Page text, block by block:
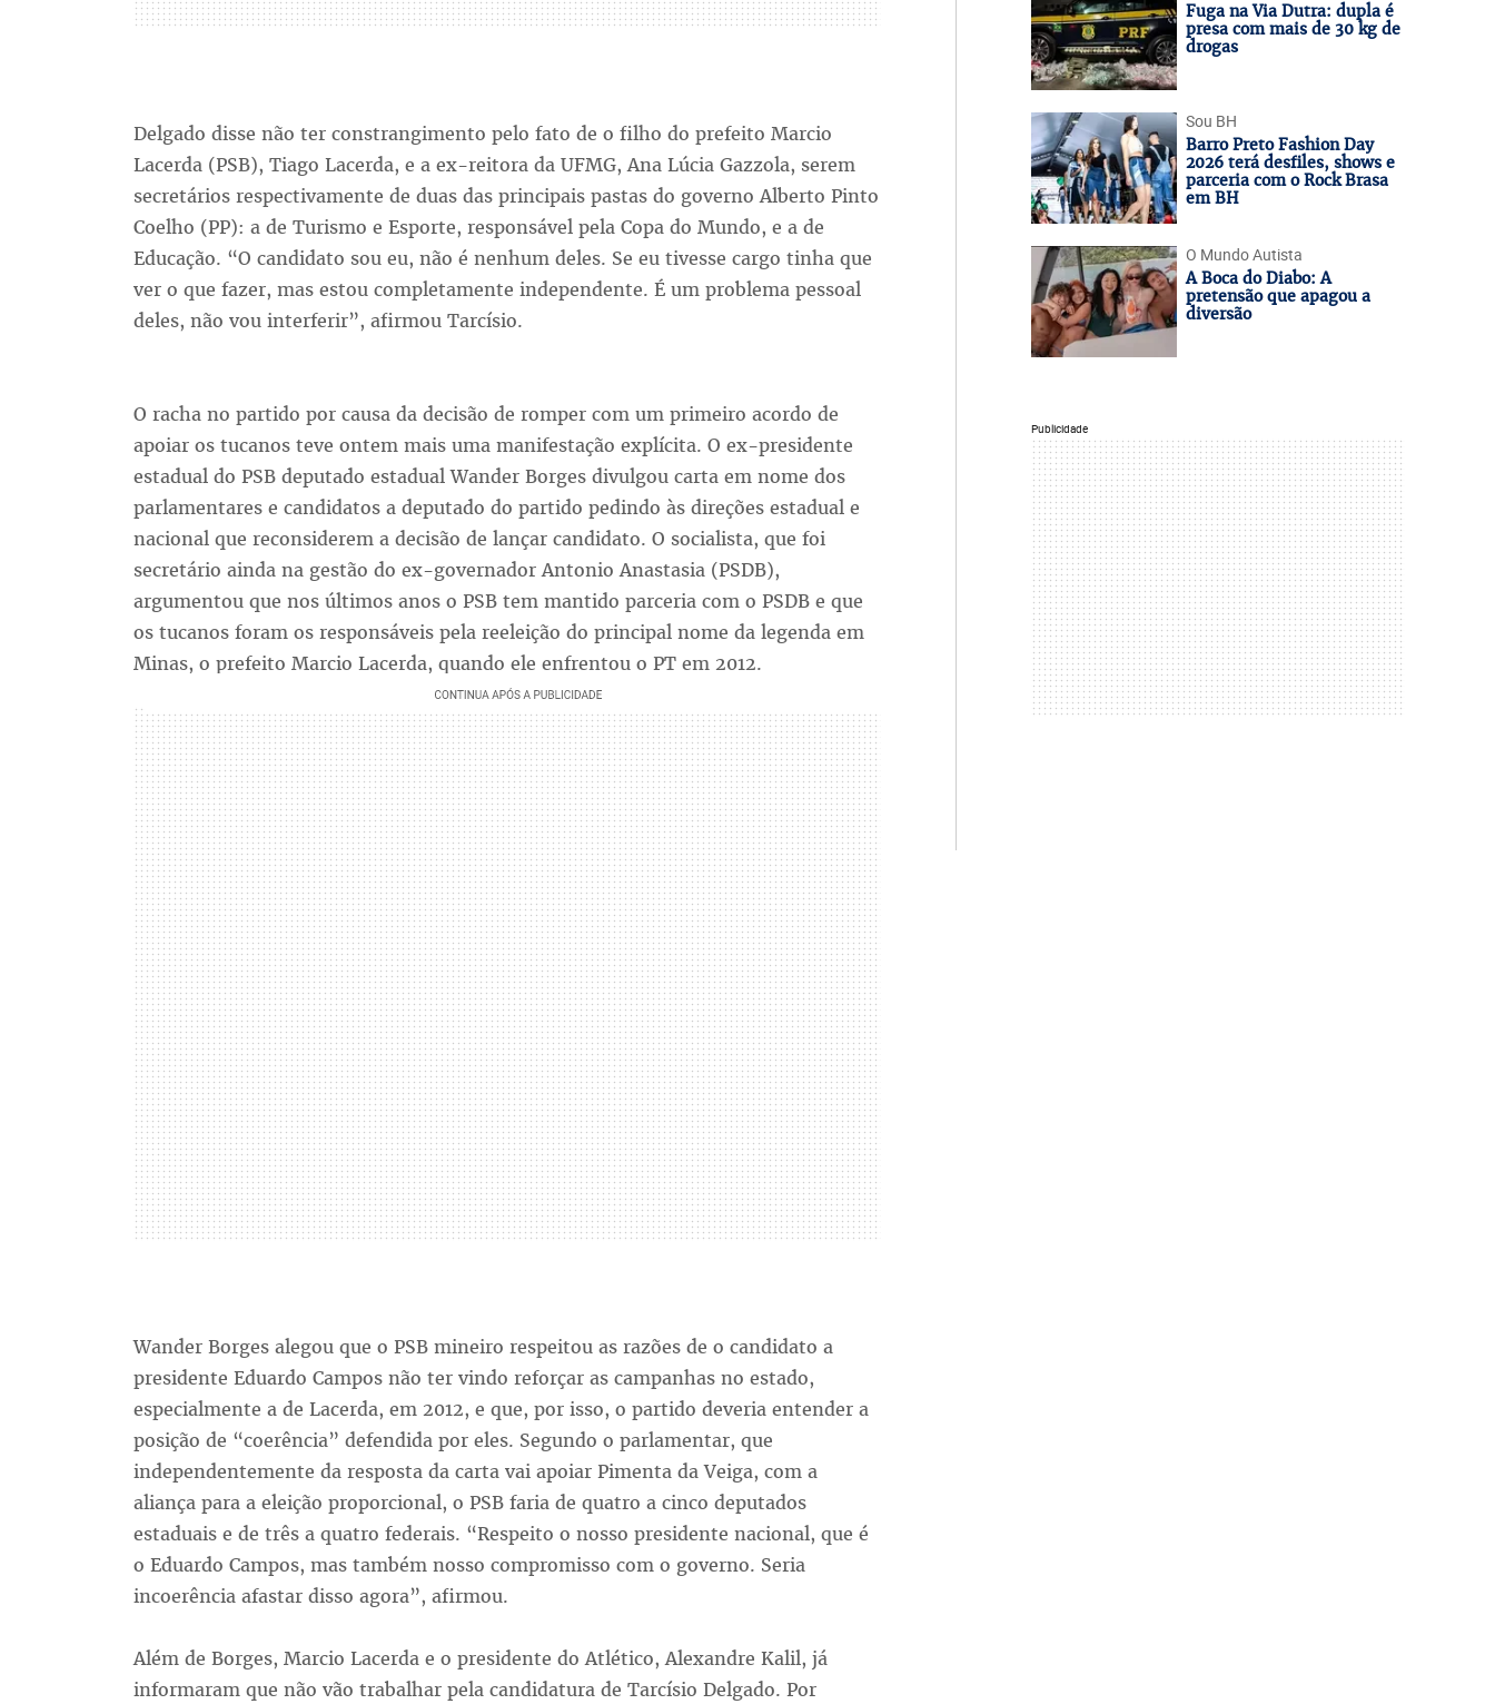
Delgado disse não ter constrangimento pelo fato de o filho do prefeito Marcio
Lacerda (PSB), Tiago Lacerda, e a ex-reitora da UFMG, Ana Lúcia Gazzola, serem
secretários respectivamente de duas das principais pastas do governo Alberto Pinto
Coelho (PP): a de Turismo e Esporte, responsável pela Copa do Mundo, e a de
Educação. “O candidato sou eu, não é nenhum deles. Se eu tivesse cargo tinha que
ver o que fazer, mas estou completamente independente. É um problema pessoal
deles, não vou interferir”, afirmou Tarcísio.
O racha no partido por causa da decisão de romper com um primeiro acordo de
apoiar os tucanos teve ontem mais uma manifestação explícita. O ex-presidente
estadual do PSB deputado estadual Wander Borges divulgou carta em nome dos
parlamentares e candidatos a deputado do partido pedindo às direções estadual e
nacional que reconsiderem a decisão de lançar candidato. O socialista, que foi
secretário ainda na gestão do ex-governador Antonio Anastasia (PSDB),
argumentou que nos últimos anos o PSB tem mantido parceria com o PSDB e que
os tucanos foram os responsáveis pela reeleição do principal nome da legenda em
Minas, o prefeito Marcio Lacerda, quando ele enfrentou o PT em 2012.
Wander Borges alegou que o PSB mineiro respeitou as razões de o candidato a
presidente Eduardo Campos não ter vindo reforçar as campanhas no estado,
especialmente a de Lacerda, em 2012, e que, por isso, o partido deveria entender a
posição de “coerência” defendida por eles. Segundo o parlamentar, que
independentemente da resposta da carta vai apoiar Pimenta da Veiga, com a
aliança para a eleição proporcional, o PSB faria de quatro a cinco deputados
estaduais e de três a quatro federais. “Respeito o nosso presidente nacional, que é
o Eduardo Campos, mas também nosso compromisso com o governo. Seria
incoerência afastar disso agora”, afirmou.
Além de Borges, Marcio Lacerda e o presidente do Atlético, Alexandre Kalil, já
informaram que não vão trabalhar pela candidatura de Tarcísio Delgado. Por
Fuga na Via Dutra: dupla é
presa com mais de 30 kg de
drogas
Sou BH
Barro Preto Fashion Day
2026 terá desfiles, shows e
parceria com o Rock Brasa
em BH
O Mundo Autista
A Boca do Diabo: A
pretensão que apagou a
diversão
Publicidade